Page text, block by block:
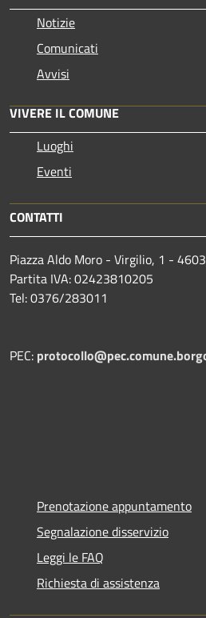
Notizie
Comunicati
Avvisi
VIVERE IL COMUNE
Luoghi
Eventi
CONTATTI
Piazza Aldo Moro - Virgilio, 1 -
Partita IVA: 02423810205
Tel: 0376/283011
PEC:
Prenotazione appuntamento
Segnalazione disservizio
Leggi le FAQ
Richiesta di assistenza